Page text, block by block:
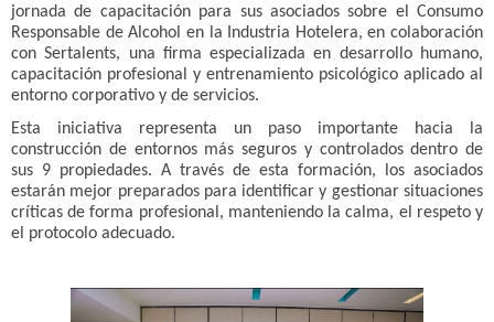
jornada de capacitación para sus asociados sobre el Consumo
Responsable de Alcohol en la Industria Hotelera, en colaboración
con Sertalents, una firma especializada en desarrollo humano,
capacitación profesional y entrenamiento psicológico aplicado al
entorno corporativo y de servicios.
Esta iniciativa representa un paso importante hacia la
construcción de entornos más seguros y controlados dentro de
sus 9 propiedades. A través de esta formación, los asociados
estarán mejor preparados para identificar y gestionar situaciones
críticas de forma profesional, manteniendo la calma, el respeto y
el protocolo adecuado.